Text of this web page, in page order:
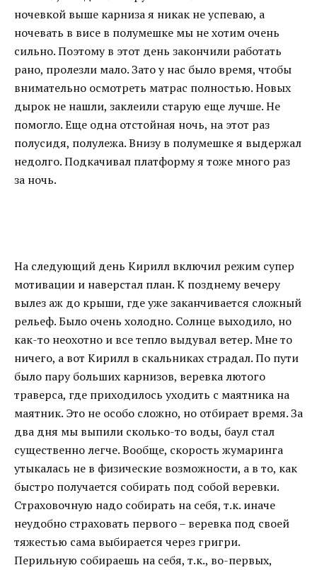
ночевкой выше карниза я никак не успеваю, а
ночевать в висе в полумешке мы не хотим очень
сильно. Поэтому в этот день закончили работать
рано, пролезли мало. Зато у нас было время, чтобы
внимательно осмотреть матрас полностью. Новых
дырок не нашли, заклеили старую еще лучше. Не
помогло. Еще одна отстойная ночь, на этот раз
полусидя, полулежа. Внизу в полумешке я выдержал
недолго. Подкачивал платформу я тоже много раз
за ночь.
На следующий день Кирилл включил режим супер
мотивации и наверстал план. К позднему вечеру
вылез аж до крыши, где уже заканчивается сложный
рельеф. Было очень холодно. Солнце выходило, но
как-то неохотно и все тепло выдувал ветер. Мне то
ничего, а вот Кирилл в скальниках страдал. По пути
было пару больших карнизов, веревка лютого
траверса, где приходилось уходить с маятника на
маятник. Это не особо сложно, но отбирает время. За
два дня мы выпили сколько-то воды, баул стал
существенно легче. Вообще, скорость жумаринга
утыкалась не в физические возможности, а в то, как
быстро получается собирать под собой веревки.
Страховочную надо собирать на себя, т.к. иначе
неудобно страховать первого – веревка под своей
тяжестью сама выбирается через григри.
Перильную собираешь на себя, т.к., во-первых,